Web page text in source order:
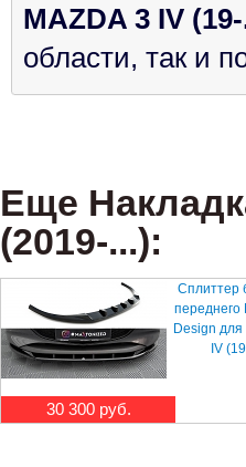
MAZDA 3 IV
области, так и
Еще
(2019-...):
30 300 руб.
Сплиттер
переднего
Design для
IV